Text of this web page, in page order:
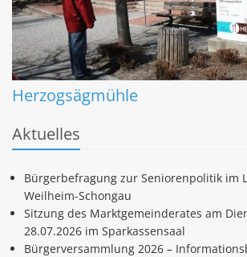
Herzogsägmühle
Aktuelles
Bürgerbefragung zur Seniorenpolitik im
Weilheim-Schongau
Sitzung des Marktgemeinderates am
28.07.2026 im Sparkassensaal
Bürgerversammlung 2026 –